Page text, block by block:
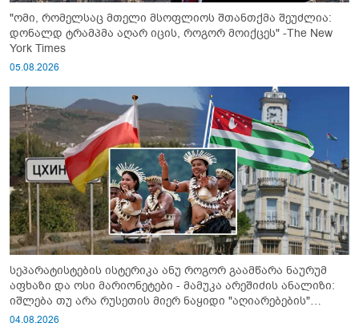
"ომი, რომელსაც მთელი მსოფლიოს შთანთქმა შეუძლია:
დონალდ ტრამპმა აღარ იცის, როგორ მოიქცეს" -The New
York Times
05.08.2026
სეპარატისტების ისტერიკა ანუ როგორ გაამწარა ნაურუმ
აფხაზი და ოსი მარიონეტები - მამუკა არეშიძის ანალიზი:
იშლება თუ არა რუსეთის მიერ ნაყიდი "აღიარებების"
სისტემა?!
04.08.2026